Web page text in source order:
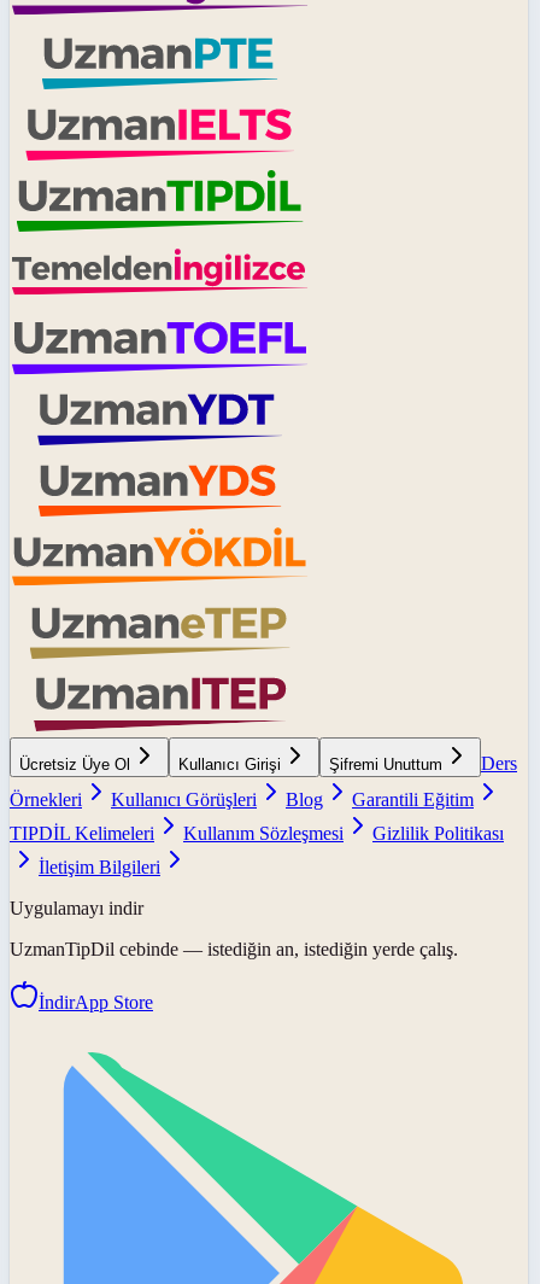
Ücretsiz Üye Ol Kullanıcı Girişi Şifremi Unuttum
Ders
Örnekleri
Kullanıcı Görüşleri Blog
Garantili Eğitim
TIPDİL Kelimeleri
Kullanım Sözleşmesi
Gizlilik Politikası
İletişim Bilgileri
Uygulamayı indir
UzmanTipDil cebinde — istediğin an, istediğin yerde çalış.
İndirApp Store